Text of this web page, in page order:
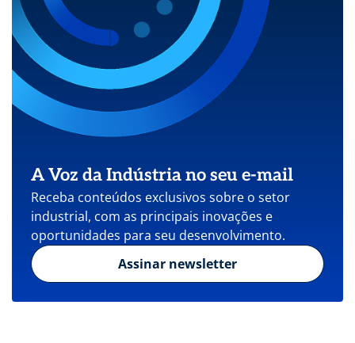
A Voz da Indústria no seu e-mail
Receba conteúdos exclusivos sobre o setor
industrial, com as principais inovações e
oportunidades para seu desenvolvimento.
Assinar newsletter